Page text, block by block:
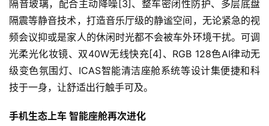
备受好评的HarmonyOS智能座舱再次进化，新增的超级桌
面功能[5]让手机应用直达问界M7车机，用户可以通过大屏
操作手机应用，软件界面会根据屏幕自适应，方便利用大屏
编辑微信文档或利用车载摄像头拍摄手机Vlog。更配备车
载家庭KTV[6]、高品质音视频、沉浸式游戏模式[7]以及19
创的车机多任务中心可以快速切换不同应用，在导航、音